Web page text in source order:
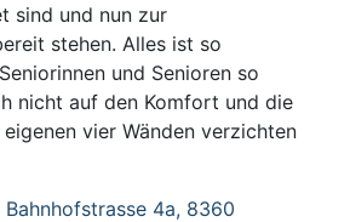
sind und nun zur
stehen. Alles ist so
und Senioren so
nicht auf den Komfort und die
vier Wänden verzichten
Bahnhofstrasse 4a, 8360